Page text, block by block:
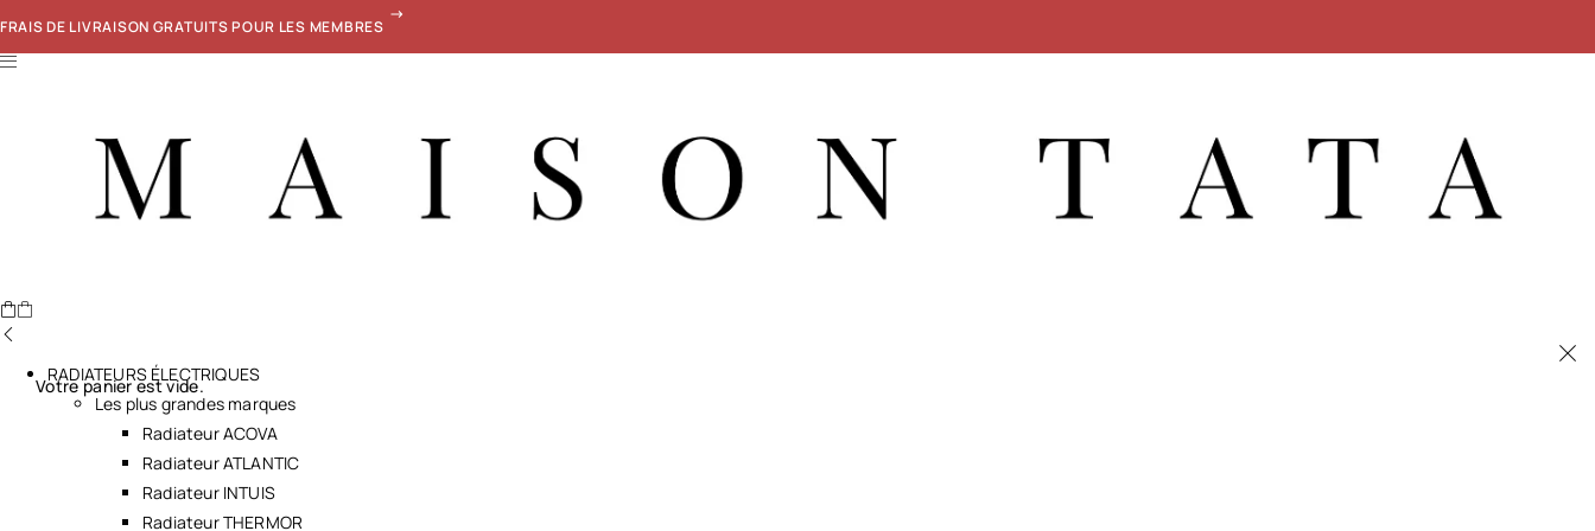
FRAIS DE LIVRAISON GRATUITS POUR LES MEMBRES
Votre panier est vide.
RADIATEURS ÉLECTRIQUES
Les plus grandes marques
Radiateur ACOVA
Radiateur ATLANTIC
Radiateur INTUIS
Radiateur THERMOR